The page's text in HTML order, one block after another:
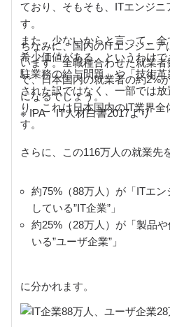
ており、そもそも、ITエンジ
す。
また、少ないからと言って、
希少価値がある、というわけ
駐業務の給与問題」や「技術
された訳ではなく、一部では
り、これは日本国内のIT業界
す。
ちなみに、国内のITエンジニア
います。全職種合わせた就業
で、日本国内の就業者の約2%
になるでしょう。
※ IPA IT人材白書2017より
さらに、この116万人の就業先
約75%（88万人）が「ITエ
している”IT企業”」
約25%（28万人）が「製品
いる”ユーザ企業”」
に分かれます。